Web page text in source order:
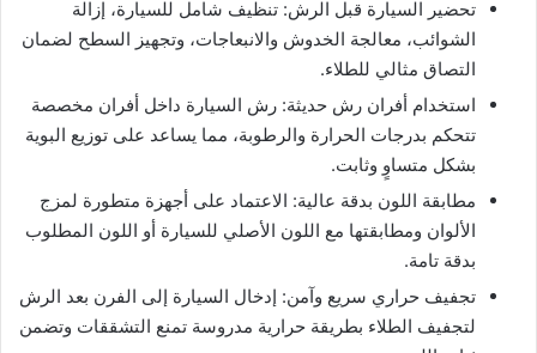
تحضير السيارة قبل الرش: تنظيف شامل للسيارة، إزالة
الشوائب، معالجة الخدوش والانبعاجات، وتجهيز السطح لضمان
التصاق مثالي للطلاء.
استخدام أفران رش حديثة: رش السيارة داخل أفران مخصصة
تتحكم بدرجات الحرارة والرطوبة، مما يساعد على توزيع البوية
بشكل متساوٍ وثابت.
مطابقة اللون بدقة عالية: الاعتماد على أجهزة متطورة لمزج
الألوان ومطابقتها مع اللون الأصلي للسيارة أو اللون المطلوب
بدقة تامة.
تجفيف حراري سريع وآمن: إدخال السيارة إلى الفرن بعد الرش
لتجفيف الطلاء بطريقة حرارية مدروسة تمنع التشققات وتضمن